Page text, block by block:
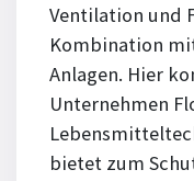
Ventilation und
Kombination
Anlagen. Hier
Unternehmen
bietet zum